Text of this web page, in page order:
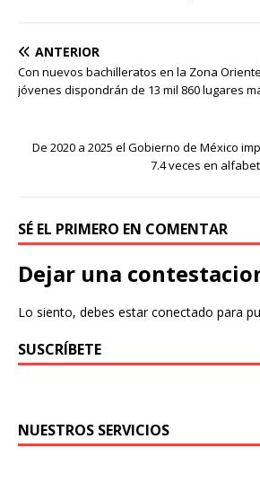
ANTERIOR
Con nuevos bachilleratos en la Zona
jóvenes dispondrán de 13 mil 860 lugares
De 2020 a 2025 el Gobierno de México
7.4 veces en
SÉ EL PRIMERO EN COMENTAR
Dejar una
Lo siento, debes estarconectado para
SUSCRÍBETE
NUESTROS SERVICIOS